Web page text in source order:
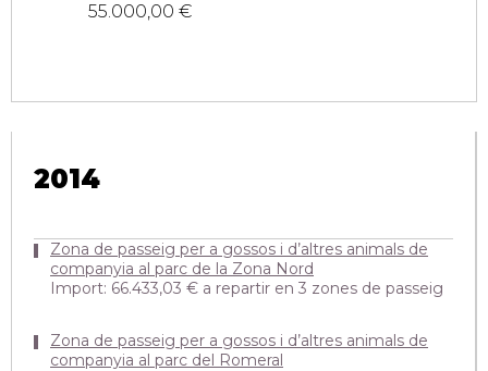
55.000,00 €
2014
Zona de passeig per a gossos i d’altres animals de
companyia al parc de la Zona Nord
Import: 66.433,03 € a repartir en 3 zones de passeig
Zona de passeig per a gossos i d’altres animals de
companyia al parc del Romeral